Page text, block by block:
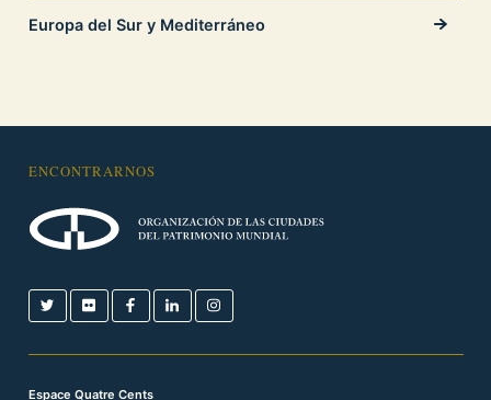
Europa del Sur y Mediterráneo
ENCONTRARNOS
Espace Quatre Cents